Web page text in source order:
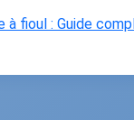
à fioul : Guide